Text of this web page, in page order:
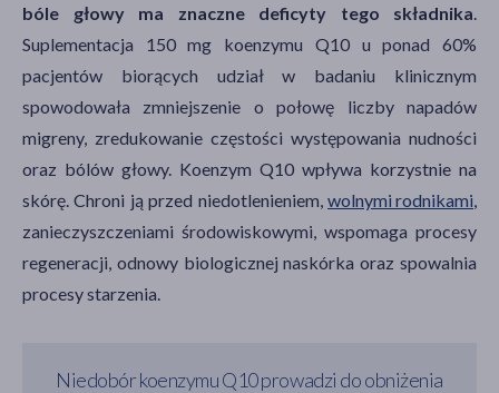
bóle głowy ma znaczne deficyty tego składnika
Suplementacja 150 mg koenzymu Q10 u ponad 60%
pacjentów biorących udział w badaniu klinicznym
spowodowała zmniejszenie o połowę liczby napadów
migreny, zredukowanie częstości występowania nudności
oraz bólów głowy. Koenzym Q10 wpływa korzystnie na
skórę. Chroni ją przed niedotlenieniem, wolnymi rodnikami
zanieczyszczeniami środowiskowymi, wspomaga procesy
regeneracji, odnowy biologicznej naskórka oraz spowalnia
procesy starzenia.
Niedobór koenzymu Q10 prowadzi do obniżenia